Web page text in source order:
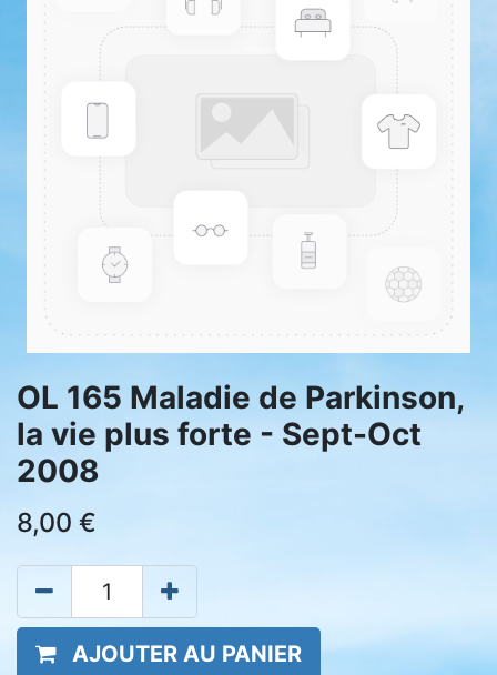
OL 165 Maladie de Parkinson,
la vie plus forte - Sept-Oct
2008
8,00 €
AJOUTER AU PANIER